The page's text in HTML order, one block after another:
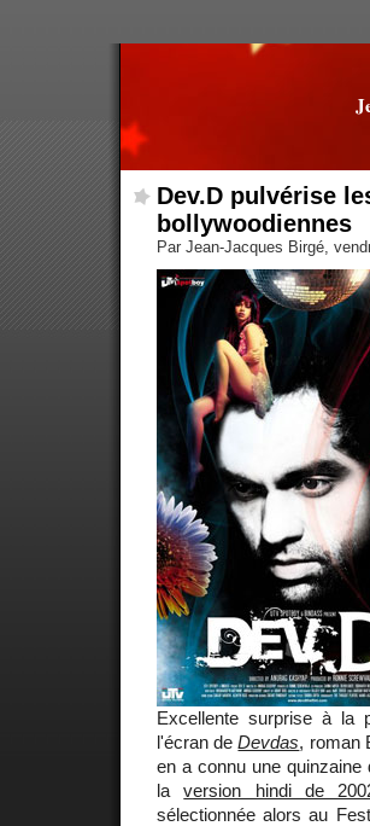
Dev.D pulvérise
bollywoodiennes
Par Jean-Jacques Birgé,
Excellente surprise à la
l'écran deDevdas, roman
en a connu une
laversion hindi de
sélectionnée alors au